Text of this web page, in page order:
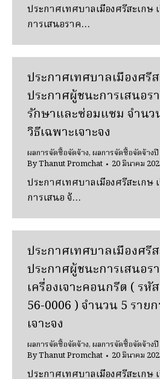
ประกาศเทศบาลเมืองศรีสะเกษ
การเสนอราค…
ประกาศเทศบาลเมืองศรีส
ประกาศผู้ชนะการเสนอร
รักษาและซ่อมแซม จำนว
วิธีเฉพาะเจาะจง
ผลการจัดซื้อจัดจ้าง,ผลการจัดซื้อจัดจ้าง
ByThanut Promchat 20 มีนาคม
ประกาศเทศบาลเมืองศรีสะเกษ
การเสนอ จ้…
ประกาศเทศบาลเมืองศรีส
ประกาศผู้ชนะการเสนอร
เครื่องเจาะคอนกรีต ( ร
56-0006 ) จำนวน 5 ราย
เจาะจง
ผลการจัดซื้อจัดจ้าง,ผลการจัดซื้อจัดจ้าง
ByThanut Promchat 20 มีนาคม
ประกาศเทศบาลเมืองศรีสะเกษ